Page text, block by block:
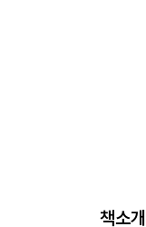
책소개